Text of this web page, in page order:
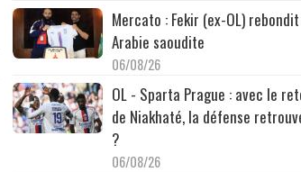
Mercato : Fekir (ex-OL)
Arabie saoudite
06/08/26
OL - Sparta Prague : avec le
de Niakhaté, la défense
?
06/08/26